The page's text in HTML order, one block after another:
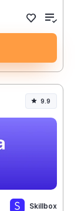
9.9
Skillbox